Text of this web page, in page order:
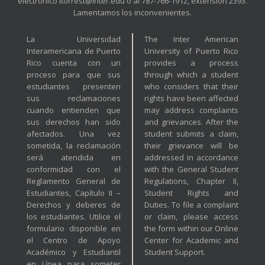
Lamentamos los inconvenientes.
La Universidad
Interamericana de Puerto
Rico cuenta con un
proceso para que sus
estudiantes presenten
sus reclamaciones
cuando entienden que
sus derechos han sido
afectados. Una vez
sometida, la reclamación
será atendida en
conformidad con el
Reglamento General de
Estudiantes, Capítulo II –
Derechos y deberes de
los estudiantes. Utilice el
formulario disponible en
el Centro de Apoyo
Académico y Estudiantil
The Inter American
University of Puerto Rico
provides a process
through which a student
who considers that their
rights have been affected
may address complaints
and grievances. After the
student submits a claim,
their grievance will be
addressed in accordance
with the General Student
Regulations, Chapter II,
Student Rights and
Duties. To file a complaint
or claim, please access
the form within our Online
Center for Academic and
Student Support.